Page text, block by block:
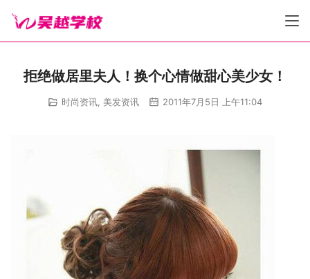
拒绝做居里夫人！换个心情做甜心美少女！
时尚资讯 美发资讯 2011年7月5日 上午11:04